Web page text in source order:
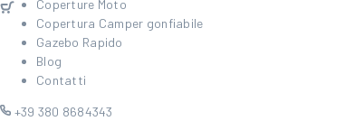
Coperture Moto
Copertura Camper gonfiabile
Gazebo Rapido
Blog
Contatti
+39 380 8684343